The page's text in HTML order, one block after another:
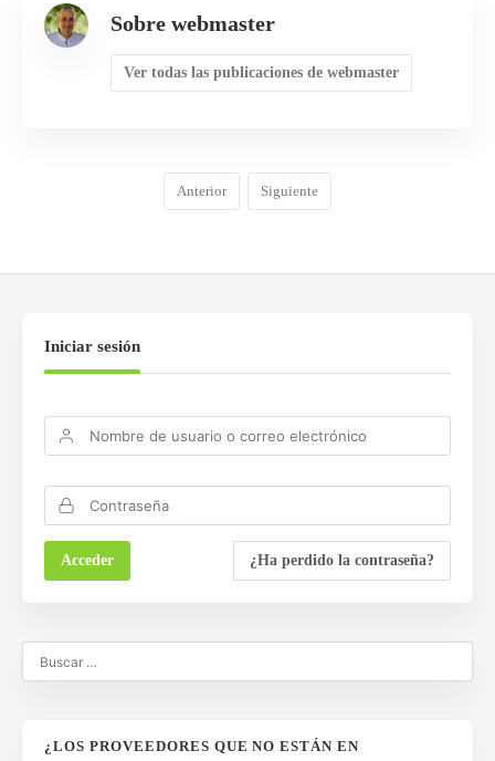
Sobre webmaster
Ver todas las publicaciones de webmaster
Anterior Siguiente
Iniciar sesión
¿Ha perdido la contraseña?
¿LOS PROVEEDORES QUE NO ESTÁN EN